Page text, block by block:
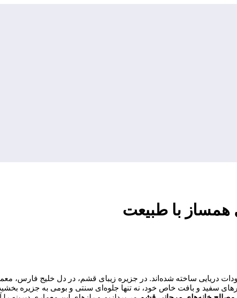
با طبیعت
دریایی ساخته شده‌اند. در جزیره زیبای قشم، در دل خلیج فارس،
سفید و بافت خاص خود، نه تنها جلوه‌ای سنتی و بومی به جزیره